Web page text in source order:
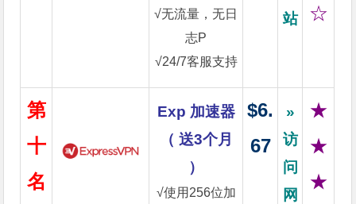
√无流量，无日
志P
√24/7客服支持
站
☆
第
十
名
Exp 加速器
（ 送3个月
）
√使用256位加
$6.
67
»
访
问
网
★
★
★